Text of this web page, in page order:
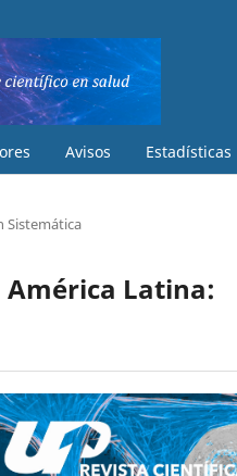
Avisos Estadísticas
Sistemática
Latina: